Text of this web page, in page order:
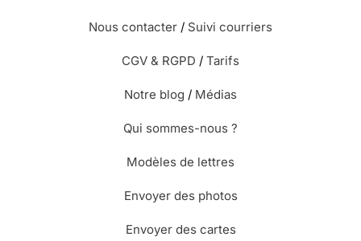
Nous contacter / Suivi courriers
CGV & RGPD / Tarifs
Notre blog / Médias
Qui sommes-nous ?
Modèles de lettres
Envoyer des photos
Envoyer des cartes